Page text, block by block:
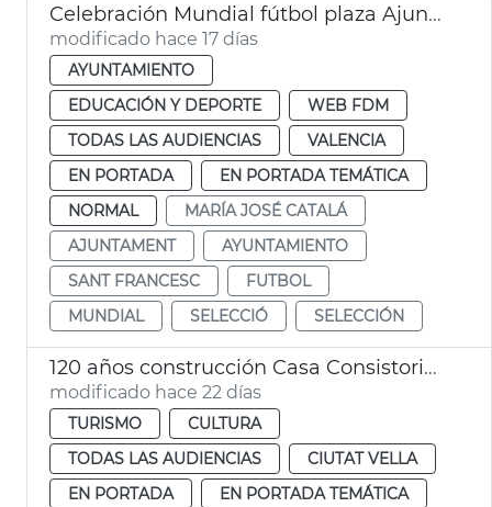
Celebración Mundial fútbol plaza Ajuntament València
modificado hace 17 días
AYUNTAMIENTO
EDUCACIÓN Y DEPORTE
WEB FDM
TODAS LAS AUDIENCIAS
VALENCIA
EN PORTADA
EN PORTADA TEMÁTICA
NORMAL
MARÍA JOSÉ CATALÁ
AJUNTAMENT
AYUNTAMIENTO
SANT FRANCESC
FUTBOL
MUNDIAL
SELECCIÓ SELECCIÓN
120 años construcción Casa Consistorial València
modificado hace 22 días
TURISMO
CULTURA
TODAS LAS AUDIENCIAS
CIUTAT VELLA
EN PORTADA
EN PORTADA TEMÁTICA